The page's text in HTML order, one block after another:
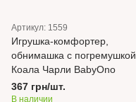
Артикул: 1559
Игрушка-комфортер,
обнимашка с погремушкой
Коала Чарли BabyOno
367 грн/шт.
В наличии